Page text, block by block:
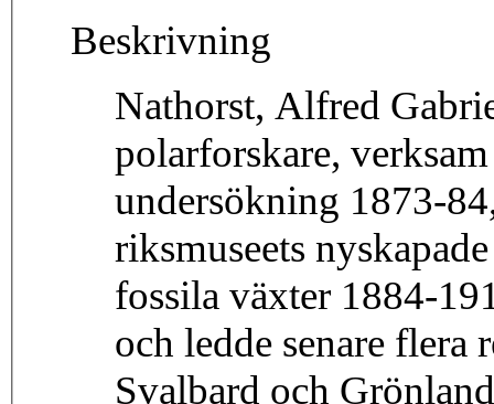
Beskrivning
Nathorst, Alfred
polarforskare,
undersökning 1873-
riksmuseets
fossila växter 1884-
och ledde senare
Svalbard och